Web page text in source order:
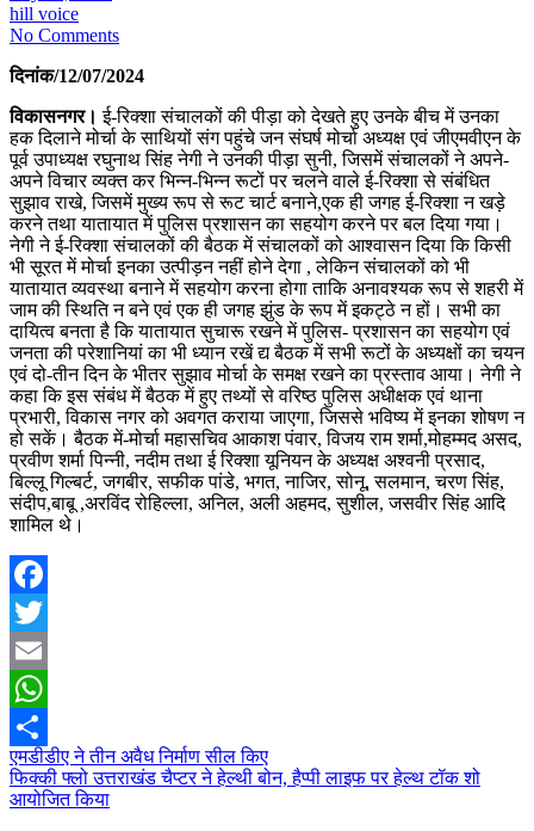
hill voice
No Comments
दिनांक/12/07/2024
विकासनगर। ई-रिक्शा संचालकों की पीड़ा को देखते हुए उनके बीच में उनका
हक दिलाने मोर्चा के साथियों संग पहुंचे जन संघर्ष मोर्चा अध्यक्ष एवं जीएमवीएन के
पूर्व उपाध्यक्ष रघुनाथ सिंह नेगी ने उनकी पीड़ा सुनी, जिसमें संचालकों ने अपने-
अपने विचार व्यक्त कर भिन्न-भिन्न रूटों पर चलने वाले ई-रिक्शा से संबंधित
सुझाव राखे, जिसमें मुख्य रूप से रूट चार्ट बनाने,एक ही जगह ई-रिक्शा न खड़े
करने तथा यातायात में पुलिस प्रशासन का सहयोग करने पर बल दिया गया।
नेगी ने ई-रिक्शा संचालकों की बैठक में संचालकों को आश्वासन दिया कि किसी
भी सूरत में मोर्चा इनका उत्पीड़न नहीं होने देगा , लेकिन संचालकों को भी
यातायात व्यवस्था बनाने में सहयोग करना होगा ताकि अनावश्यक रूप से शहरी में
जाम की स्थिति न बने एवं एक ही जगह झुंड के रूप में इकट्ठे न हों। सभी का
दायित्व बनता है कि यातायात सुचारू रखने में पुलिस- प्रशासन का सहयोग एवं
जनता की परेशानियां का भी ध्यान रखें द्य बैठक में सभी रूटों के अध्यक्षों का चयन
एवं दो-तीन दिन के भीतर सुझाव मोर्चा के समक्ष रखने का प्रस्ताव आया। नेगी ने
कहा कि इस संबंध में बैठक में हुए तथ्यों से वरिष्ठ पुलिस अधीक्षक एवं थाना
प्रभारी, विकास नगर को अवगत कराया जाएगा, जिससे भविष्य में इनका शोषण न
हो सकें। बैठक में-मोर्चा महासचिव आकाश पंवार, विजय राम शर्मा,मोहम्मद असद,
प्रवीण शर्मा पिन्नी, नदीम तथा ई रिक्शा यूनियन के अध्यक्ष अश्वनी प्रसाद,
बिल्लू गिल्बर्ट, जगबीर, सफीक पांडे, भगत, नाजिर, सोनू, सलमान, चरण सिंह,
संदीप,बाबू ,अरविंद रोहिल्ला, अनिल, अली अहमद, सुशील, जसवीर सिंह आदि
शामिल थे।
Facebook
Twitter
Email
WhatsApp
Share
Post
navigation
एमडीडीए ने तीन अवैध निर्माण सील किए
फिक्की फ्लो उत्तराखंड चैप्टर ने हेल्थी बोन, हैप्पी लाइफ पर हेल्थ टॉक शो
आयोजित किया